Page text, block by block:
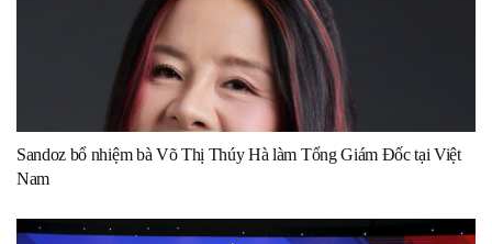
Sandoz bổ nhiệm bà Võ Thị Thúy Hà làm Tổng Giám Đốc tại Việt
Nam